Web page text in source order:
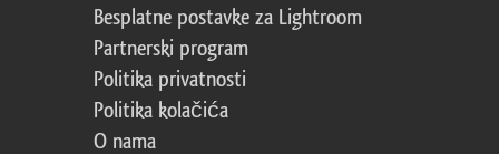
Besplatne postavke za Lightroom
Partnerski program
Politika privatnosti
Politika kolačića
O nama